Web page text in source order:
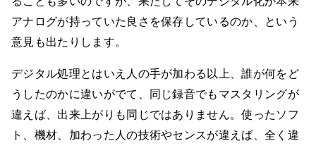
アナログが持っていた良さを保存しているのか、という
意見も出たりします。
デジタル処理とはいえ人の手が加わる以上、誰が何をど
うしたのかに違いがでて、同じ録音でもマスタリングが
違えば、出来上がりも同じではありません。使ったソフ
ト、機材、加わった人の技術やセンスが違えば、全く違